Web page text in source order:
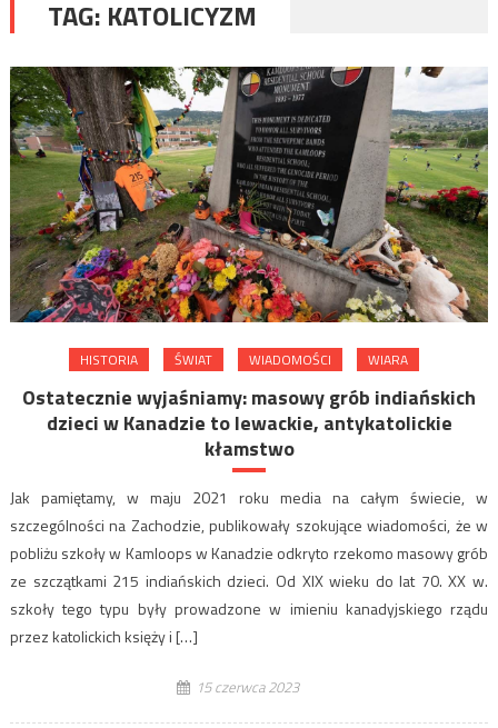
TAG: KATOLICYZM
HISTORIA ŚWIAT WIADOMOŚCI WIARA
Ostatecznie wyjaśniamy: masowy grób indiańskich
dzieci w Kanadzie to lewackie, antykatolickie
kłamstwo
Jak pamiętamy, w maju 2021 roku media na całym świecie, w
szczególności na Zachodzie, publikowały szokujące wiadomości, że w
pobliżu szkoły w Kamloops w Kanadzie odkryto rzekomo masowy grób
ze szczątkami 215 indiańskich dzieci. Od XIX wieku do lat 70. XX w.
szkoły tego typu były prowadzone w imieniu kanadyjskiego rządu
przez katolickich księży i […]
15 czerwca 2023